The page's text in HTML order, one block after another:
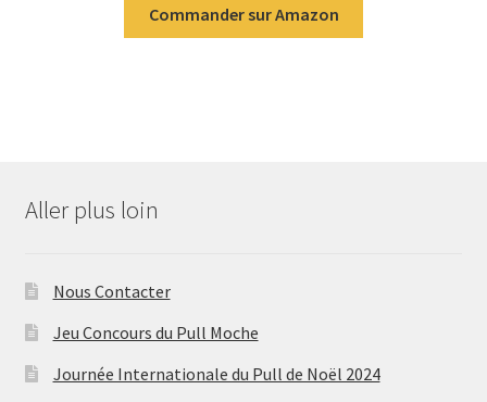
Commander sur Amazon
Aller plus loin
Nous Contacter
Jeu Concours du Pull Moche
Journée Internationale du Pull de Noël 2024